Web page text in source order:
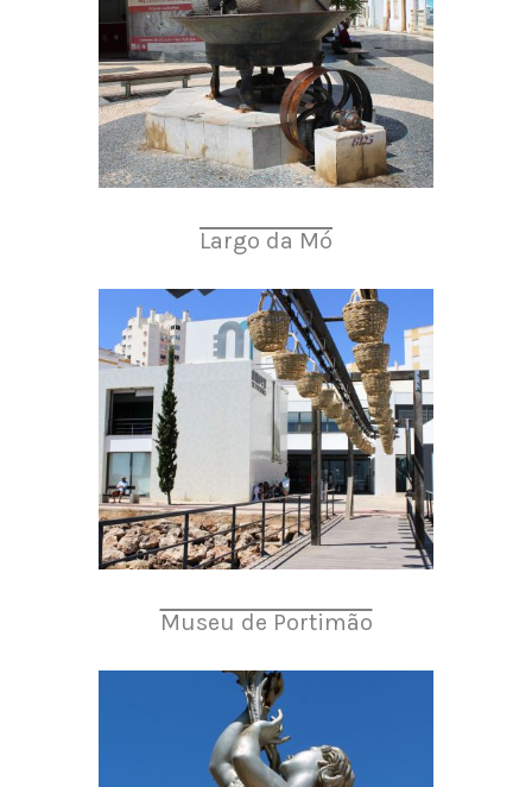
Largo da Mó
Museu de Portimão